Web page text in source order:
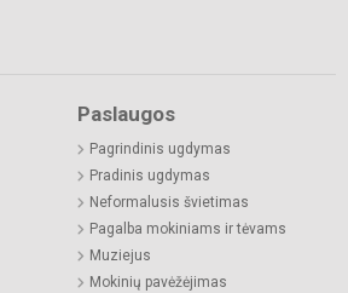
Paslaugos
Pagrindinis ugdymas
Pradinis ugdymas
Neformalusis švietimas
Pagalba mokiniams ir tėvams
Muziejus
Mokinių pavėžėjimas